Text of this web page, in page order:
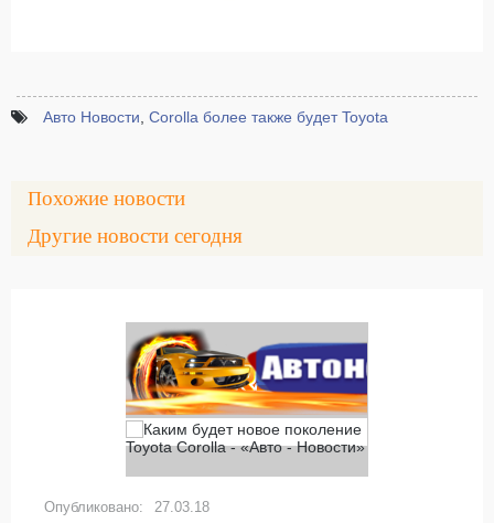
Авто Новости Corolla более также будет Toyota
Похожие новости
Другие новости сегодня
27.03.18